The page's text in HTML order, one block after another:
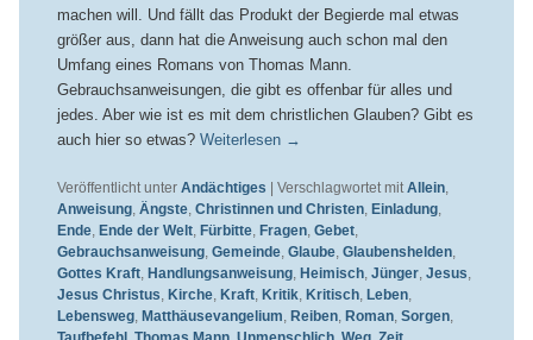
machen will. Und fällt das Produkt der Begierde mal etwas
größer aus, dann hat die Anweisung auch schon mal den
Umfang eines Romans von Thomas Mann.
Gebrauchsanweisungen, die gibt es offenbar für alles und
jedes. Aber wie ist es mit dem christlichen Glauben? Gibt es
auch hier so etwas? Weiterlesen →
Veröffentlicht unter Andächtiges | Verschlagwortet mit Allein,
Anweisung, Ängste, Christinnen und Christen, Einladung,
Ende, Ende der Welt, Fürbitte, Fragen, Gebet,
Gebrauchsanweisung, Gemeinde, Glaube, Glaubenshelden,
Gottes Kraft, Handlungsanweisung, Heimisch, Jünger, Jesus
Jesus Christus Kirche, Kraft, Kritik, Kritisch, Leben,
Lebensweg, Matthäusevangelium Reiben, Roman, Sorgen,